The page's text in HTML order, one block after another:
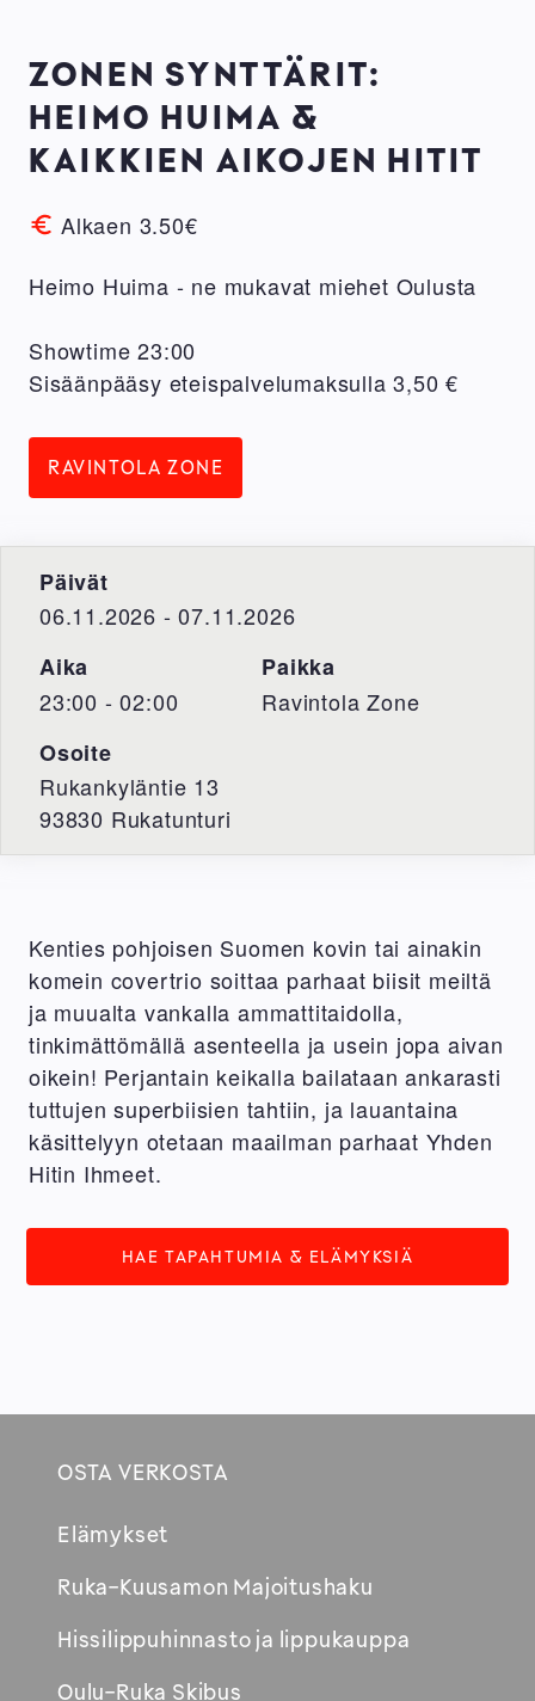
ZONEN SYNTTÄRIT:
HEIMO HUIMA &
KAIKKIEN AIKOJEN HITIT
Alkaen 3.50€
Heimo Huima - ne mukavat miehet Oulusta
Showtime 23:00
Sisäänpääsy eteispalvelumaksulla 3,50 €
RAVINTOLA ZONE
Päivät
06.11.2026 - 07.11.2026
Aika
23:00 - 02:00
Paikka
Ravintola Zone
Osoite
Rukankyläntie 13
93830 Rukatunturi
Kenties pohjoisen Suomen kovin tai ainakin
komein covertrio soittaa parhaat biisit meiltä
ja muualta vankalla ammattitaidolla,
tinkimättömällä asenteella ja usein jopa aivan
oikein! Perjantain keikalla bailataan ankarasti
tuttujen superbiisien tahtiin, ja lauantaina
käsittelyyn otetaan maailman parhaat Yhden
Hitin Ihmeet.
HAE TAPAHTUMIA & ELÄMYKSIÄ
OSTA VERKOSTA
Elämykset
Ruka-Kuusamon Majoitushaku
ikkunaan
Hissilippuhinnasto ja lippukauppa
Oulu-Ruka Skibus